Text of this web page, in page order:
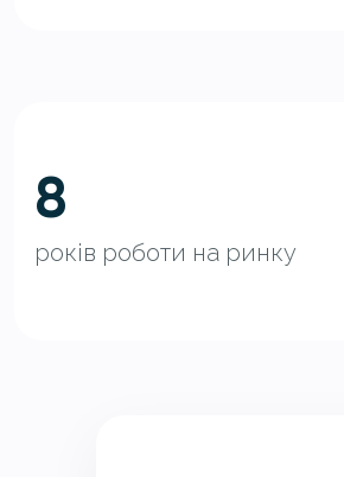
8
років роботи на ринку